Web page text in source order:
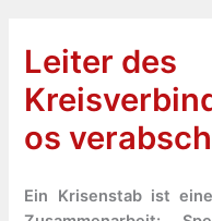
Leiter des
os
Ein Krisenstab ist